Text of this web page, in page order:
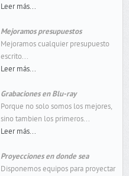
Leer más...
Mejoramos presupuestos
Mejoramos cualquier presupuesto
escrito...
Leer más...
Grabaciones en Blu-ray
Porque no solo somos los mejores,
sino tambien los primeros...
Leer más...
Proyecciones en donde sea
Disponemos equipos para proyectar